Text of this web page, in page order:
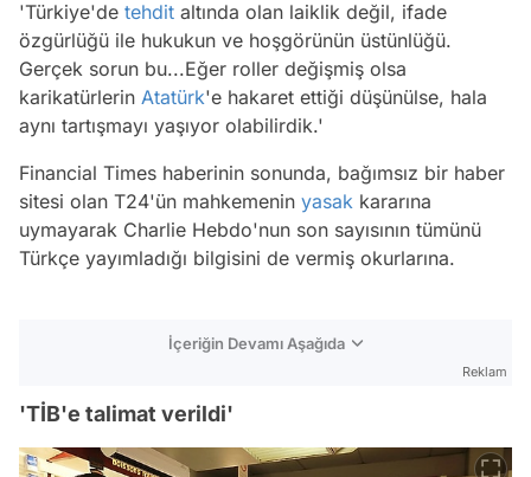
'Türkiye'de tehdit altında olan laiklik değil, ifade
özgürlüğü ile hukukun ve hoşgörünün üstünlüğü.
Gerçek sorun bu...Eğer roller değişmiş olsa
karikatürlerin Atatürk'e hakaret ettiği düşünülse, hala
aynı tartışmayı yaşıyor olabilirdik.'
Financial Times haberinin sonunda, bağımsız bir haber
sitesi olan T24'ün mahkemenin yasak kararına
uymayarak Charlie Hebdo'nun son sayısının tümünü
Türkçe yayımladığı bilgisini de vermiş okurlarına.
İçeriğin Devamı Aşağıda
Reklam
'TİB'e talimat verildi'